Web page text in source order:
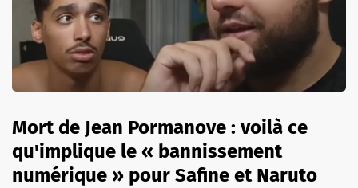
Mort de Jean Pormanove : voilà ce
qu'implique le « bannissement
numérique » pour Safine et Naruto